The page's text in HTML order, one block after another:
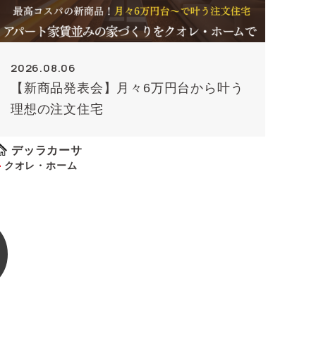
2026.08.06
【新商品発表会】月々6万円台から叶う
理想の注文住宅
デッラカーサ
クオレ・ホーム